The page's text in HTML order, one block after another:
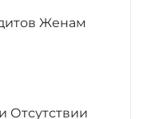
Женам
Отсутствии